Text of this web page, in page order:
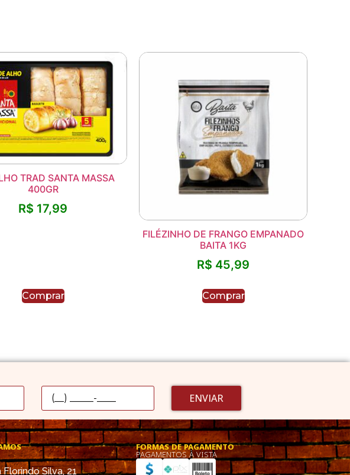
TRAD SANTA MASSA
400GR
R$ 17,99
Comprar
FILÉZINHO DE FRANGO EMPANADO
BAITA 1KG
R$ 45,99
Comprar
ENVIAR
Florindo Silva, 21
FORMAS DE PAGAMENTO
PAGAMENTOS À VISTA